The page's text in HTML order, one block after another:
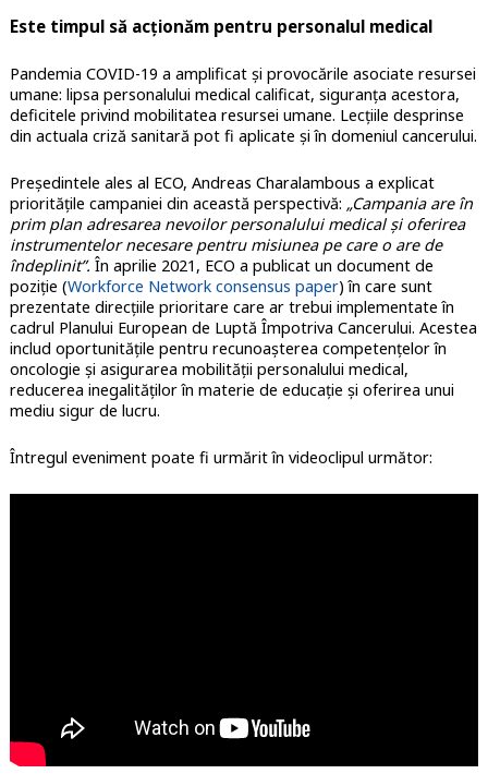
Este timpul să acționăm pentru personalul medical
Pandemia COVID-19 a amplificat și provocările asociate resursei
umane: lipsa personalului medical calificat, siguranța acestora,
deficitele privind mobilitatea resursei umane. Lecțiile desprinse
din actuala criză sanitară pot fi aplicate și în domeniul cancerului.
Președintele ales al ECO, Andreas Charalambous a explicat
prioritățile campaniei din această perspectivă: „Campania are în
prim plan adresarea nevoilor personalului medical și oferirea
instrumentelor necesare pentru misiunea pe care o are de
îndeplinit”. În aprilie 2021, ECO a publicat un document de
poziție (Workforce Network consensus paper) în care sunt
prezentate direcțiile prioritare care ar trebui implementate în
cadrul Planului European de Luptă Împotriva Cancerului. Acestea
includ oportunitățile pentru recunoașterea competențelor în
oncologie și asigurarea mobilității personalului medical,
reducerea inegalităților în materie de educație și oferirea unui
mediu sigur de lucru.
Întregul eveniment poate fi urmărit în videoclipul următor: